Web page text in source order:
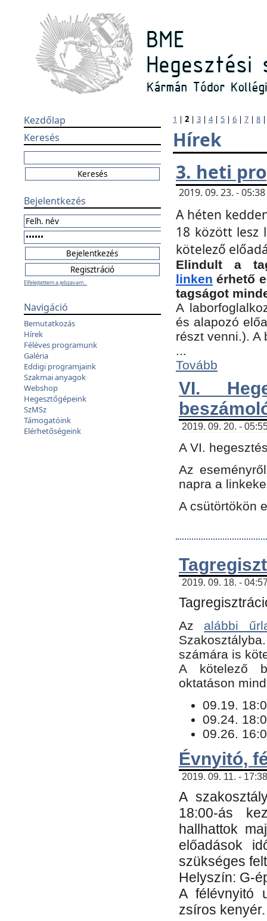
Kezdőlap
Keresés
Bejelentkezés
Elfelejtettem a jelszavam...
Navigáció
Bemutatkozás
Hírek
Féléves programunk
Galéria
Eddigi programjaink
Szakmai anyagok
Webshop
Hegesztőgépeink
SzMSz
Támogatóink
Elérhetőségeink
1 | 2 | 3 | 4| 5 | 6 | 7 | 8
Hírek
3. heti
2019. 09. 23. -
A héten
18 között lesz
kötelező
Elindult a
linken érhető
tagságot
A
és alapozó
részt venni.).
...
Tovább
VI.
2019. 09. 20. -
A VI.
Az
napra a
A csütörtökön
2019. 09. 18. -
Az alábbi
számára is
​A kötelező
oktatáson
09.19.
09.24.
09.26.
Évnyitó,
2019. 09. 11. -
A
18:00-ás
hallhattok
előadások
szükséges
Helyszín: G-
A félévnyitó
zsíros kenyér.